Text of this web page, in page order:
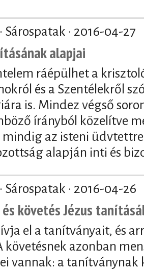
Sárospatak · 2016-04-27
alapjai
ráépülhet a
és a Szentélekről
is. Mindez végső
írányból közelítve
az isteni
alapján inti és
Sárospatak · 2016-04-26
követés Jézus
el a tanítványait, és
követésnek azonban
vannak: a tanítványnak